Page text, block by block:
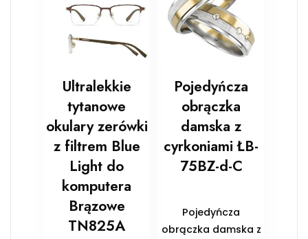
Ultralekkie
tytanowe
okulary zerówki
z filtrem Blue
Light do
komputera
Brązowe
TN825A
Pojedyńcza
obrączka
damska z
cyrkoniami ŁB-
75BZ-d-C
Pojedyńcza
obrączka damska z